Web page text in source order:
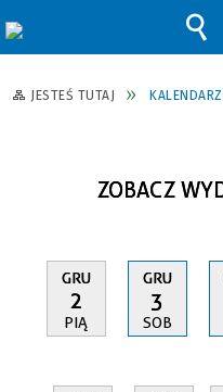
JESTEŚ TUTAJ
ZOBACZ
GRU
2
PIĄ
GRU
3
SOB